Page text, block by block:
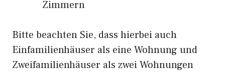
Zimmern
Bitte beachten Sie, dass hierbei auch
Einfamilienhäuser als eine Wohnung und
Zweifamilienhäuser als zwei Wohnungen